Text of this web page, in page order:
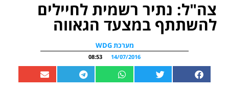
צה"ל: נתיר רשמית לחיילים
להשתתף במצעד הגאווה
מערכת WDG
14/07/2016
08:53